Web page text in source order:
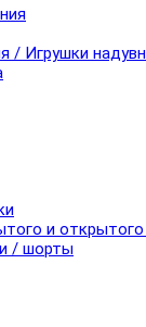
/ Игрушки
и
/ шорты